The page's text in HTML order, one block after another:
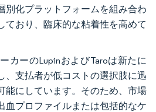
別化プラットフォームを組み合わ
ており、臨床的な粘着性を高めて
カーのLupinおよびTaroは新たに
、支払者が低コストの選択肢に迅
能にしています。そのため、市場
血プロファイルまたは包括的なケ